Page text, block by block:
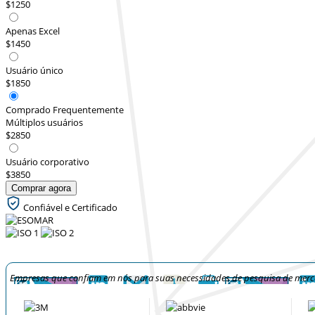
$1250
Apenas Excel
$1450
Usuário único
$1850
Comprado Frequentemente
Múltiplos usuários
$2850
Usuário corporativo
$3850
Comprar agora
Confiável e Certificado
Empresas que confiam em nós para suas necessidades de pesquisa de